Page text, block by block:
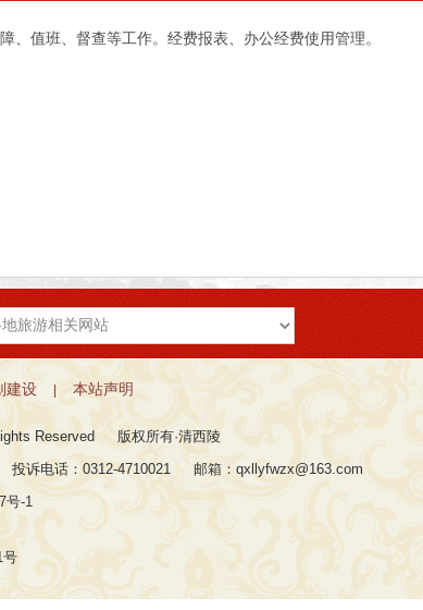
值班、督查等工作。经费报表、办公经费使用管理。
建设 本站声明
Reserved 版权所有·清西陵
投诉电话：0312-4710021 邮箱：qxllyfwzx@163.com
号-1
号